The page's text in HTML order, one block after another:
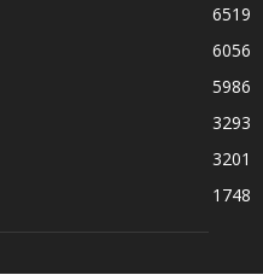
6519
6056
5986
3293
3201
1748